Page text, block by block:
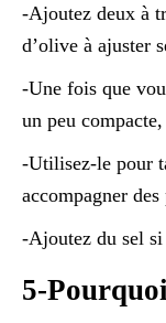
-Ajoutez deux à
d’olive à ajuster
-Une fois que
un peu
-Utilisez-le pour
accompagner
-Ajoutez du sel si
5-